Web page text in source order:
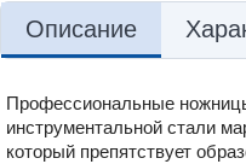
Описание
Профессиональные
инструментальной стали
который препятствует